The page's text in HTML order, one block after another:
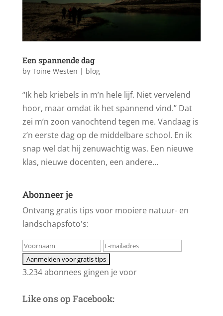
Een spannende dag
by Toine Westen | blog
“Ik heb kriebels in m’n hele lijf. Niet vervelend
hoor, maar omdat ik het spannend vind.” Dat
zei m’n zoon vanochtend tegen me. Vandaag is
z’n eerste dag op de middelbare school. En ik
snap wel dat hij zenuwachtig was. Een nieuwe
klas, nieuwe docenten, een andere...
Abonneer je
Ontvang gratis tips voor mooiere natuur- en
landschapsfoto's:
3.234 abonnees gingen je voor
Like ons op Facebook: